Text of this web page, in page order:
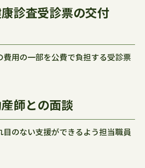
診査受診票の交付
用の一部を公費で負担する受診票
師との面談
のない支援ができるよう担当職員